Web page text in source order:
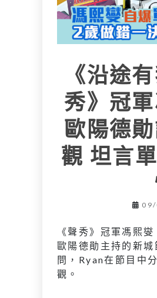
《沿途
秀》冠
歐陽德
觀 坦言
《聲秀》冠軍馮熙
歐陽德勛主持的新
問，Ryan在節目中
觀。